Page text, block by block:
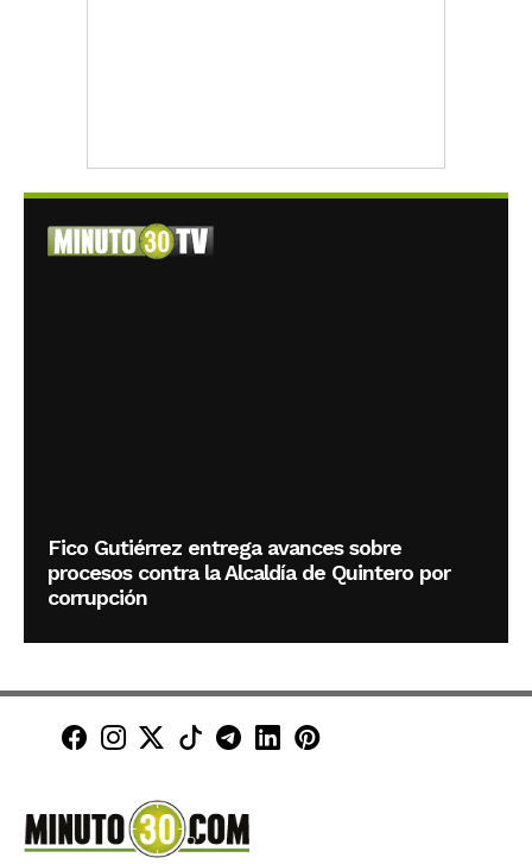
Fico Gutiérrez entrega avances sobre
procesos contra la Alcaldía de Quintero por
corrupción
Minuto30 en Facebook
Minuto30 en Instagram
Minuto30 en X (Twitter)
Minuto30 en TikTok
Canal de Minuto30 en
Minuto30 en LinkedIn
Minuto30 en